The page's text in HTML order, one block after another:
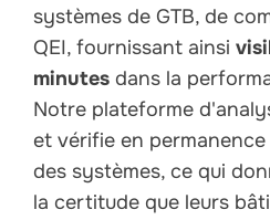
systèmes de GTB, de
QEI, fournissant ainsi
minutes dans la
Notre plateforme
et vérifie en
des systèmes, ce qui
la certitude que leurs